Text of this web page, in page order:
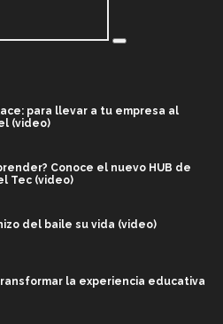
para llevar a tu empresa al
(video)
Conoce el nuevo HUB de
Tec (video)
del baile su vida (video)
la experiencia educativa